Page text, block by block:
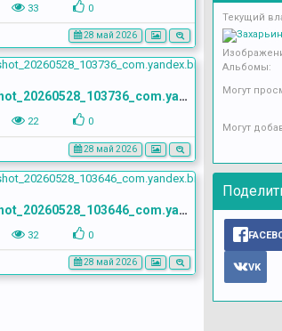
33 0
28 май 2026
Screenshot_20260528_103736_com.yandex.browser
22 0
28 май 2026
Screenshot_20260528_103646_com.yandex.browser
32 0
28 май 2026
Текущий
Альбомы:
Могут
Могут
VK